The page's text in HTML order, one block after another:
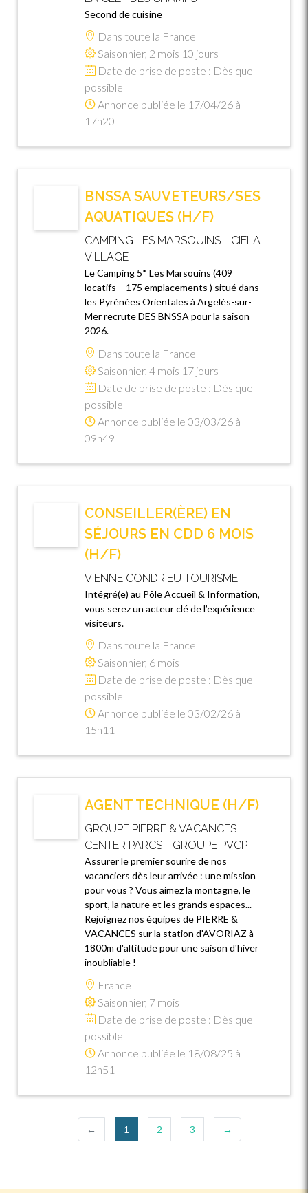
Second de cuisine
Dans toute la France
Saisonnier, 2 mois 10 jours
Date de prise de poste : Dès que
possible
Annonce publiée le 17/04/26 à
17h20
BNSSA SAUVETEURS/SES
AQUATIQUES (H/F)
CAMPING LES MARSOUINS - CIELA
VILLAGE
Le Camping 5* Les Marsouins (409
locatifs – 175 emplacements ) situé dans
les Pyrénées Orientales à Argelès-sur-
Mer recrute DES BNSSA pour la saison
2026.
Dans toute la France
Saisonnier, 4 mois 17 jours
Date de prise de poste : Dès que
possible
Annonce publiée le 03/03/26 à
09h49
CONSEILLER(ÈRE) EN
SÉJOURS EN CDD 6 MOIS
(H/F)
VIENNE CONDRIEU TOURISME
Intégré(e) au Pôle Accueil & Information,
vous serez un acteur clé de l’expérience
visiteurs.
Dans toute la France
Saisonnier, 6 mois
Date de prise de poste : Dès que
possible
Annonce publiée le 03/02/26 à
15h11
AGENT TECHNIQUE (H/F)
GROUPE PIERRE & VACANCES
CENTER PARCS - GROUPE PVCP
Assurer le premier sourire de nos
vacanciers dès leur arrivée : une mission
pour vous ? Vous aimez la montagne, le
sport, la nature et les grands espaces...
Rejoignez nos équipes de PIERRE &
VACANCES sur la station d'AVORIAZ à
1800m d'altitude pour une saison d'hiver
inoubliable !
France
Saisonnier, 7 mois
Date de prise de poste : Dès que
possible
Annonce publiée le 18/08/25 à
12h51
← 1 (current)
2 3 →